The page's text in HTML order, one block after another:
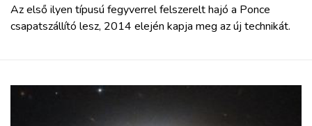
Az első ilyen típusú fegyverrel felszerelt hajó a Ponce
csapatszállító lesz, 2014 elején kapja meg az új technikát.